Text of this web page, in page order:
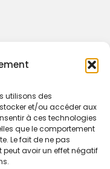
utilisons des
et/ou accéder aux
à ces technologies
que le comportement
Le fait de ne pas
peut avoir un effet négatif